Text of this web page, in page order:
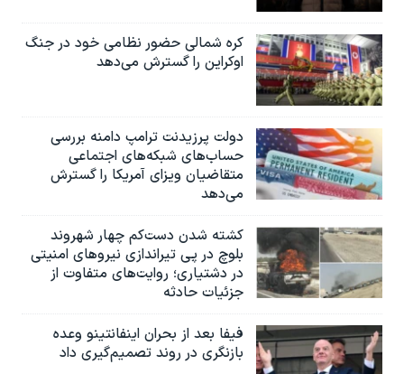
کره شمالی حضور نظامی خود در جنگ
اوکراین را گسترش می‌دهد
دولت پرزیدنت ترامپ دامنه بررسی
حساب‌های شبکه‌های اجتماعی
متقاضیان ویزای آمریکا را گسترش
می‌دهد
کشته شدن دست‌کم چهار شهروند
بلوچ در پی تیراندازی نیروهای امنیتی
در دشتیاری؛ روایت‌های متفاوت از
جزئیات حادثه
فیفا بعد از بحران اینفانتینو وعده
بازنگری در روند تصمیم‌گیری داد